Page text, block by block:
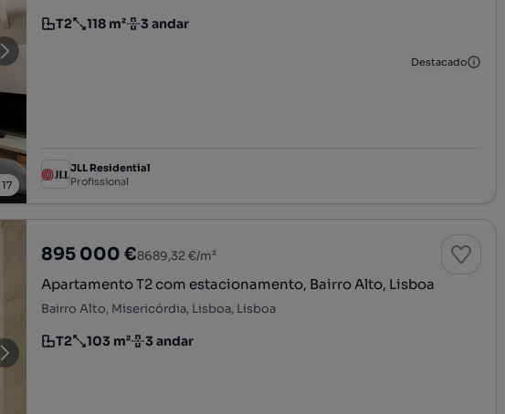
17
Tipologia
T2
Preço por metro quadrado
118 m²
Andar 3 andar
Destacado
JLL Residential
Profissional
895 000 €8689,32 €/m²
Apartamento T2 com estacionamento, Bairro Alto, Lisboa
Bairro Alto, Misericórdia, Lisboa, Lisboa
Tipologia
T2
Preço por metro quadrado
103 m²
Andar 3 andar